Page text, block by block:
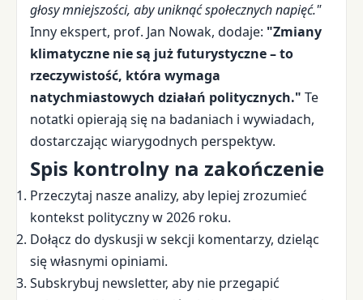
głosy mniejszości, aby uniknąć społecznych napięć."
Inny ekspert, prof. Jan Nowak, dodaje: "Zmiany
klimatyczne nie są już futurystyczne – to
rzeczywistość, która wymaga
natychmiastowych działań politycznych." Te
notatki opierają się na badaniach i wywiadach,
dostarczając wiarygodnych perspektyw.
Spis kontrolny na zakończenie
Przeczytaj nasze analizy, aby lepiej zrozumieć
kontekst polityczny w 2026 roku.
Dołącz do dyskusji w sekcji komentarzy, dzieląc
się własnymi opiniami.
Subskrybuj newsletter, aby nie przegapić